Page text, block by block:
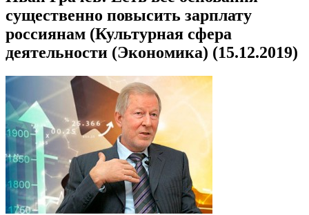
существенно повысить зарплату
россиянам (Культурная сфера
деятельности (Экономика) (15.12.2019)